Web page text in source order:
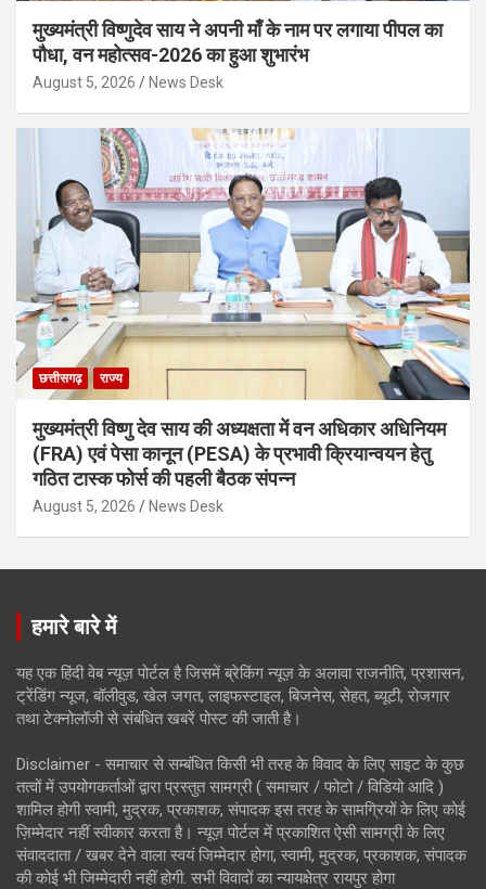
मुख्यमंत्री विष्णुदेव साय ने अपनी माँ के नाम पर लगाया पीपल का
पौधा, वन महोत्सव-2026 का हुआ शुभारंभ
August 5, 2026 News Desk
छत्तीसगढ़ राज्य
मुख्यमंत्री विष्णु देव साय की अध्यक्षता में वन अधिकार अधिनियम
(FRA) एवं पेसा कानून (PESA) के प्रभावी क्रियान्वयन हेतु
गठित टास्क फोर्स की पहली बैठक संपन्न
August 5, 2026 News Desk
हमारे बारे में
यह एक हिंदी वेब न्यूज़ पोर्टल है जिसमें ब्रेकिंग न्यूज़ के अलावा राजनीति, प्रशासन,
ट्रेंडिंग न्यूज, बॉलीवुड, खेल जगत, लाइफस्टाइल, बिजनेस, सेहत, ब्यूटी, रोजगार
तथा टेक्नोलॉजी से संबंधित खबरें पोस्ट की जाती है।
Disclaimer - समाचार से सम्बंधित किसी भी तरह के विवाद के लिए साइट के कुछ
तत्वों में उपयोगकर्ताओं द्वारा प्रस्तुत सामग्री ( समाचार / फोटो / विडियो आदि )
शामिल होगी स्वामी, मुद्रक, प्रकाशक, संपादक इस तरह के सामग्रियों के लिए कोई
ज़िम्मेदार नहीं स्वीकार करता है। न्यूज़ पोर्टल में प्रकाशित ऐसी सामग्री के लिए
संवाददाता / खबर देने वाला स्वयं जिम्मेदार होगा, स्वामी, मुद्रक, प्रकाशक, संपादक
की कोई भी जिम्मेदारी नहीं होगी. सभी विवादों का न्यायक्षेत्र रायपुर होगा